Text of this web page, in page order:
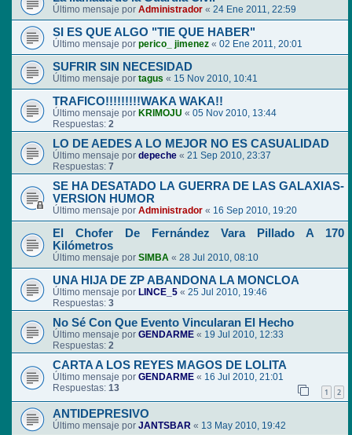
Último mensaje por Administrador « 24 Ene 2011, 22:59
SI ES QUE ALGO "TIE QUE HABER"
Último mensaje por perico_ jimenez « 02 Ene 2011, 20:01
SUFRIR SIN NECESIDAD
Último mensaje por tagus « 15 Nov 2010, 10:41
TRAFICO!!!!!!!!!WAKA WAKA!!
Último mensaje por KRIMOJU « 05 Nov 2010, 13:44
Respuestas: 2
LO DE AEDES A LO MEJOR NO ES CASUALIDAD
Último mensaje por depeche « 21 Sep 2010, 23:37
Respuestas: 7
SE HA DESATADO LA GUERRA DE LAS GALAXIAS-
VERSION HUMOR
Último mensaje por Administrador « 16 Sep 2010, 19:20
El Chofer De Fernández Vara Pillado A 170
Kilómetros
Último mensaje por SIMBA « 28 Jul 2010, 08:10
UNA HIJA DE ZP ABANDONA LA MONCLOA
Último mensaje por LINCE_5 « 25 Jul 2010, 19:46
Respuestas: 3
No Sé Con Que Evento Vincularan El Hecho
Último mensaje por GENDARME « 19 Jul 2010, 12:33
Respuestas: 2
CARTA A LOS REYES MAGOS DE LOLITA
Último mensaje por GENDARME « 16 Jul 2010, 21:01
Respuestas: 13 1 2
ANTIDEPRESIVO
Último mensaje por JANTSBAR « 13 May 2010, 19:42